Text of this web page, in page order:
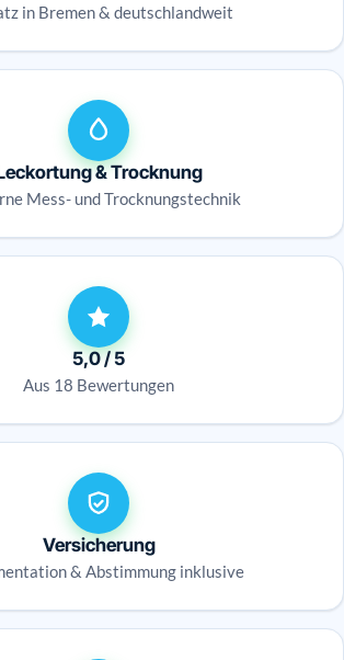
in Bremen & deutschlandweit
& Trocknung
Mess- und Trocknungstechnik
5,0 / 5
Aus 18 Bewertungen
Versicherung
& Abstimmung inklusive